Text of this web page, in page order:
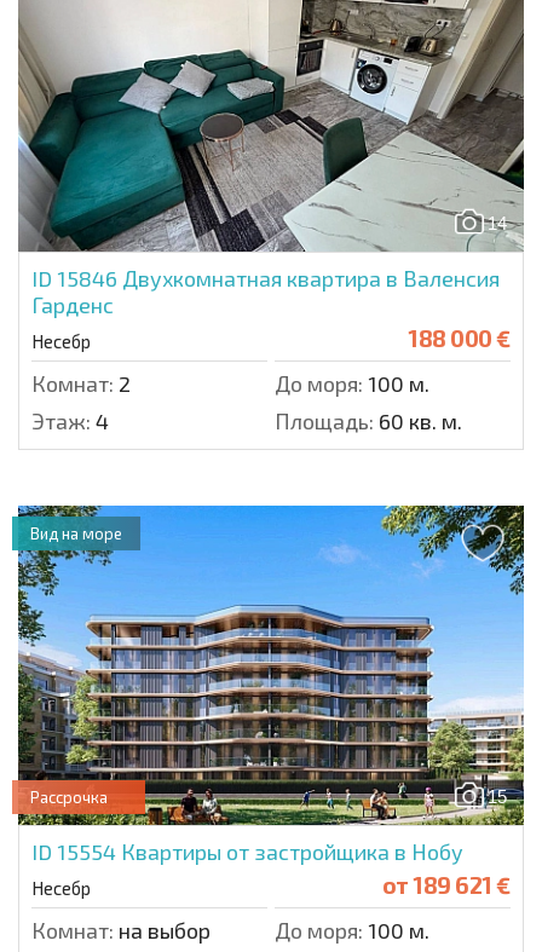
14
ID 15846 Двухкомнатная квартира в Валенсия
Гарденс
Несебр 188 000 €
Комнат: 2 До моря: 100 м.
Этаж: 4 Площадь: 60 кв. м.
15
Рассрочка
ID 15554 Квартиры от застройщика в Нобу
Несебр от189 621 €
Комнат: на выбор До моря: 100 м.
Вид на море